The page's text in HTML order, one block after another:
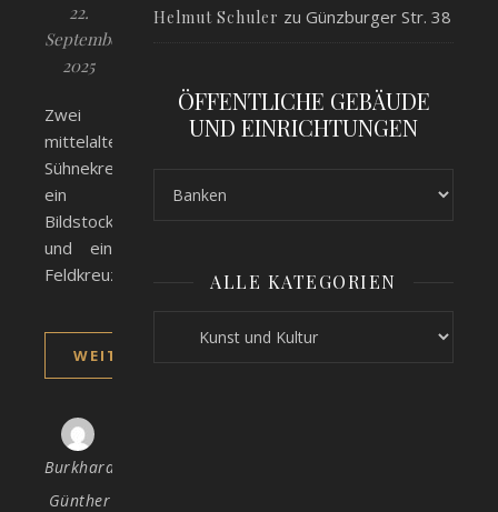
22.
September
2025
Zwei
mittelalterliche
Sühnekreuze,
ein
Bildstock
und ein
Feldkreuz
WEITERLESEN
Burkhard
Günther
Helmut Schuler zu Günzburger Str. 38
ÖFFENTLICHE GEBÄUDE
UND EINRICHTUNGEN
ALLE KATEGORIEN